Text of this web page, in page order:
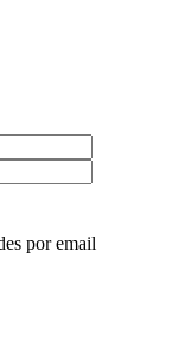
por email